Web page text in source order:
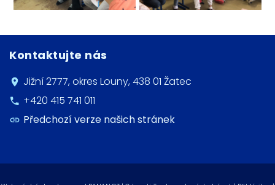
Kontaktujte nás
Jižní 2777, okres Louny, 438 01 Žatec
+420 415 741 011
Předchozí verze našich stránek